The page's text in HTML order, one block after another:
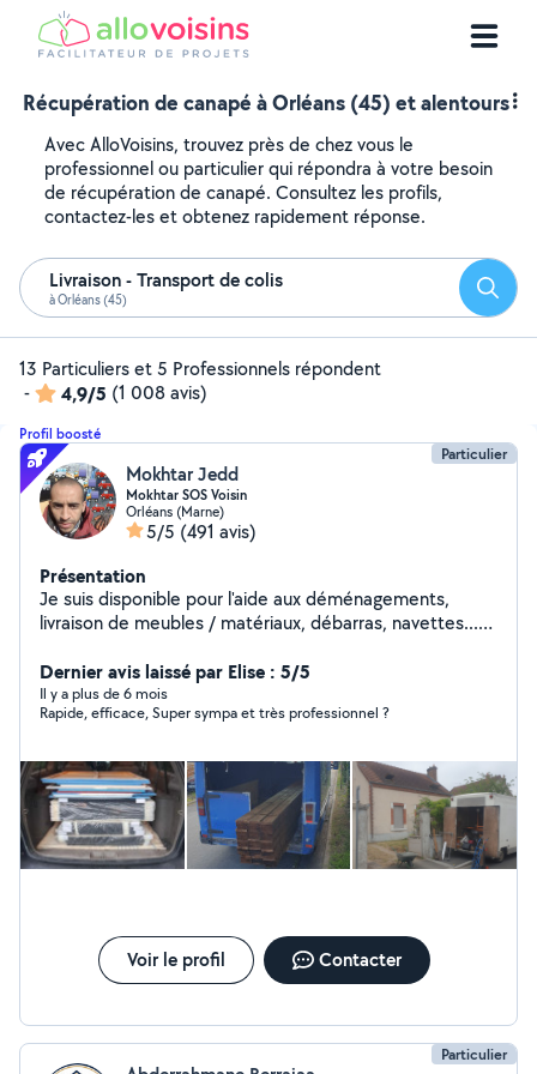
Récupération de canapé à Orléans (45) et alentours
Avec AlloVoisins, trouvez près de chez vous le
professionnel ou particulier qui répondra à votre besoin
de récupération de canapé. Consultez les profils,
contactez-les et obtenez rapidement réponse.
Livraison - Transport de colis
à Orléans (45)
13 Particuliers et 5 Professionnels répondent
-
4,9/5 (1 008 avis)
Profil boosté
Particulier
Mokhtar Jedd
Mokhtar SOS Voisin
Orléans (Marne)
5/5 (491 avis)
Présentation
Je suis disponible pour l'aide aux déménagements,
livraison de meubles / matériaux, débarras, navettes...
dans la bonne humeur :) N'hésitez surtout pas à me
faire part de vos besoins en m'appelant.
Dernier avis laissé par Elise : 5/5
Il y a plus de 6 mois
Rapide, efficace, Super sympa et très professionnel ?
Voir le profil Contacter
Particulier